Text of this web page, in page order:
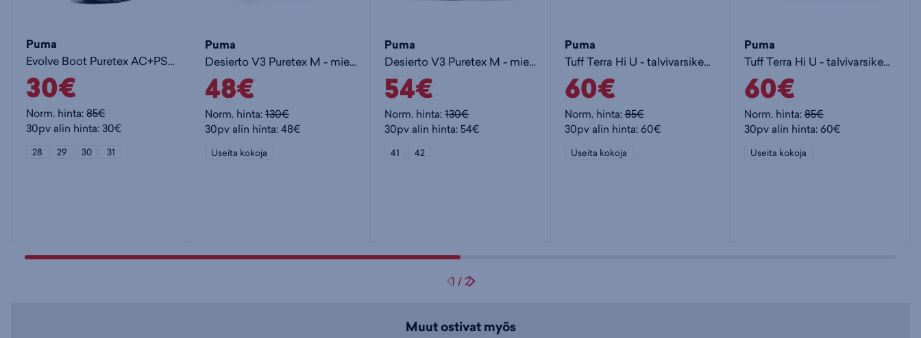
Puma
Evolve Boot Puretex AC+PS Jr - lasten talvivarsikengät
30€
Norm. hinta:85€
30pv alin hinta: 30€
28 29 30 31
Puma
Desierto V3 Puretex M - miesten talvivarsikengät
48€
Norm. hinta:130€
30pv alin hinta: 48€
Useita kokoja
Puma
Desierto V3 Puretex M - miesten talvivarsikengät
54€
Norm. hinta:130€
30pv alin hinta: 54€
41 42
Puma
Tuff Terra Hi U - talvivarsikengät
60€
Norm. hinta:85€
30pv alin hinta: 60€
Useita kokoja
Puma
Tuff Terra Hi U - talvivarsikengät
60€
Norm. hinta:85€
30pv alin hinta: 60€
Useita kokoja
1 / 2
Muut ostivat myös